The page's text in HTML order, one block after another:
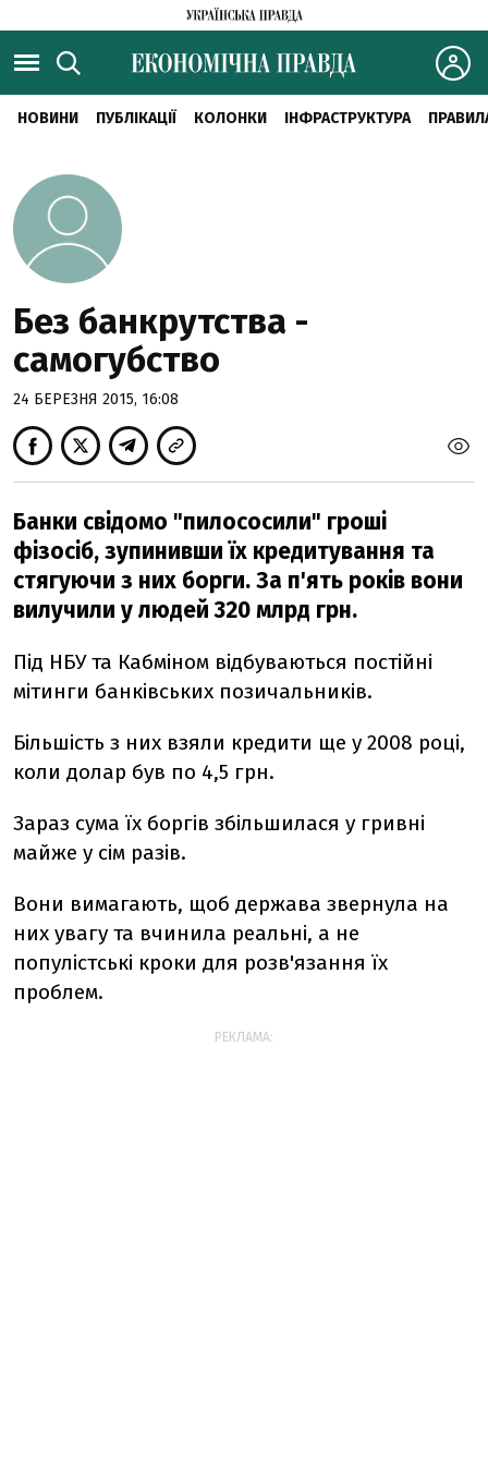
НОВИНИ ПУБЛІКАЦІЇ КОЛОНКИ ІНФРАСТРУКТУРА
Без банкрутства -
самогубство
24 БЕРЕЗНЯ 2015, 16:08
Банки свідомо "пилососили" гроші
фізосіб, зупинивши їх кредитування та
стягуючи з них борги. За п'ять років вони
вилучили у людей 320 млрд грн.
Під НБУ та Кабміном відбуваються постійні
мітинги банківських позичальників.
Більшість з них взяли кредити ще у 2008 році,
коли долар був по 4,5 грн.
Зараз сума їх боргів збільшилася у гривні
майже у сім разів.
Вони вимагають, щоб держава звернула на
них увагу та вчинила реальні, а не
популістські кроки для розв'язання їх
проблем.
РЕКЛАМА: